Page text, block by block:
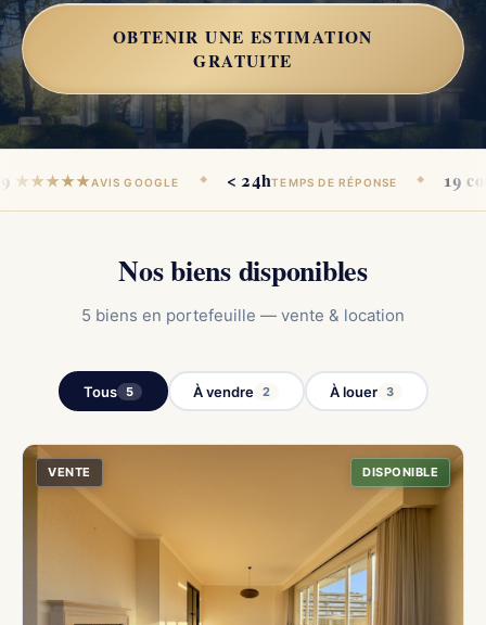
OBTENIR UNE ESTIMATION
GRATUITE
AVIS GOOGLE ◆ < 24h TEMPS DE RÉPONSE ◆ 19 communes
Nos biens disponibles
5 biens en portefeuille — vente & location
Tous 5 À vendre 2 À louer 3
VENTE DISPONIBLE